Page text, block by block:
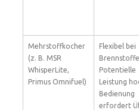
Mehrstoffkocher
(z. B. MSR
WhisperLite,
Primus Omnifuel)
Flexibel bei
Potentielle
Leistung
Bedienung
erfordert